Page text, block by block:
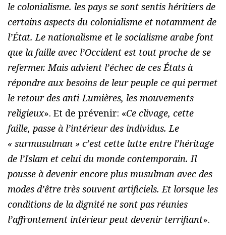
le colonialisme. les pays se sont sentis héritiers de
certains aspects du colonialisme et notamment de
l’État. Le nationalisme et le socialisme arabe font
que la faille avec l’Occident est tout proche de se
refermer. Mais advient l’échec de ces États à
répondre aux besoins de leur peuple ce qui permet
le retour des anti-Lumières, les mouvements
religieux». Et de prévenir: «Ce clivage, cette
faille, passe à l’intérieur des individus. Le
« surmusulman » c’est cette lutte entre l’héritage
de l’Islam et celui du monde contemporain. Il
pousse à devenir encore plus musulman avec des
modes d’être très souvent artificiels. Et lorsque les
conditions de la dignité ne sont pas réunies
l’affrontement intérieur peut devenir terrifiant».